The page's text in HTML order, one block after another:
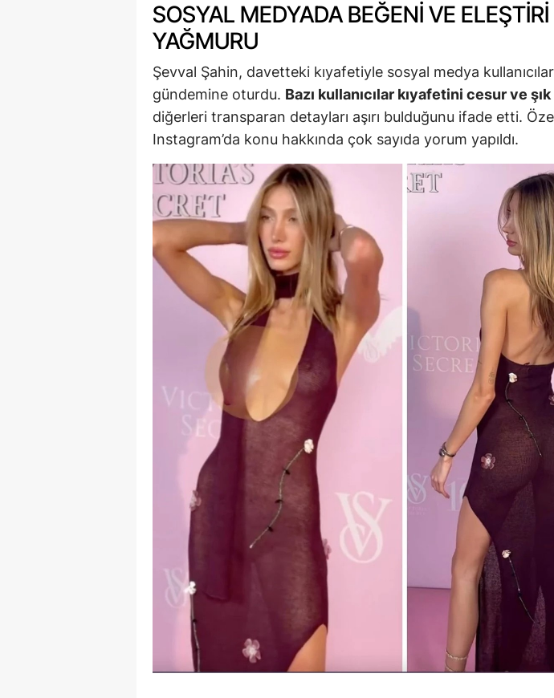
SOSYAL MEDYADA BEĞENI VE ELEŞTIRI
YAĞMURU
Şevval Şahin, davetteki kıyafetiyle sosyal medya
gündemine oturdu. Bazı kullanıcılar kıyafetini cesur ve
diğerleri transparan detayları aşırı bulduğunu ifade etti.
Instagram’da konu hakkında çok sayıda yorum yapıldı.